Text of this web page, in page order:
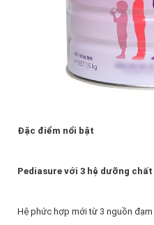
Đặc điểm nổi bật
Pediasure với 3 hệ dưỡng
Hệ phức hợp mới từ 3 nguồn